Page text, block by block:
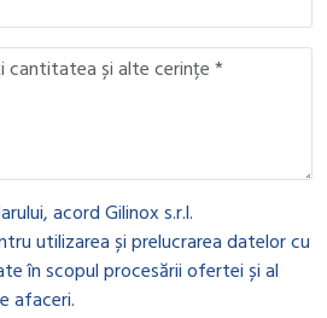
acord Gilinox s.r.l.
utilizarea și prelucrarea datelor cu
în scopul procesării ofertei și al
afaceri.